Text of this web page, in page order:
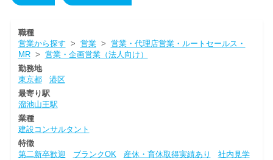
職種
営業から探す > 営業> 営業・代理店営業・ルートセールス・
MR> 営業・企画営業（法人向け）
勤務地
東京都
港区
最寄り駅
溜池山王駅
業種
建設コンサルタント
特徴
第二新卒歓迎
ブランクOK 産休・育休取得実績あり
社内見学